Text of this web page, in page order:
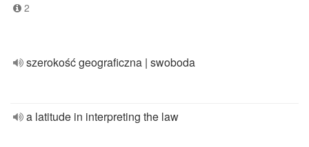
2
szerokość geograficzna | swoboda
a latitude in interpreting the law